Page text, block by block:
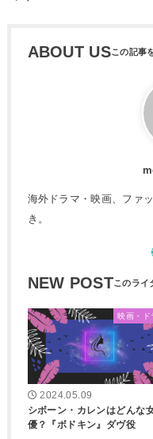
ABOUT US
海外ドラマ・映画、ファ
き。
NEW POST
映画・ド
2024.05.09
シボーン・カレンはどんな
優？『ボドキン』ダヴ役